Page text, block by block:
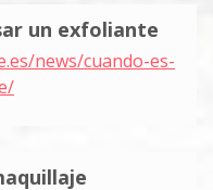
un exfoliante
news/cuando-es-